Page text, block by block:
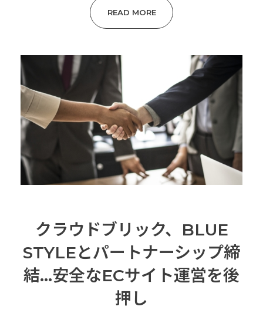
READ MORE
クラウドブリック、BLUE
STYLEとパートナーシップ締
結…安全なECサイト運営を後
押し